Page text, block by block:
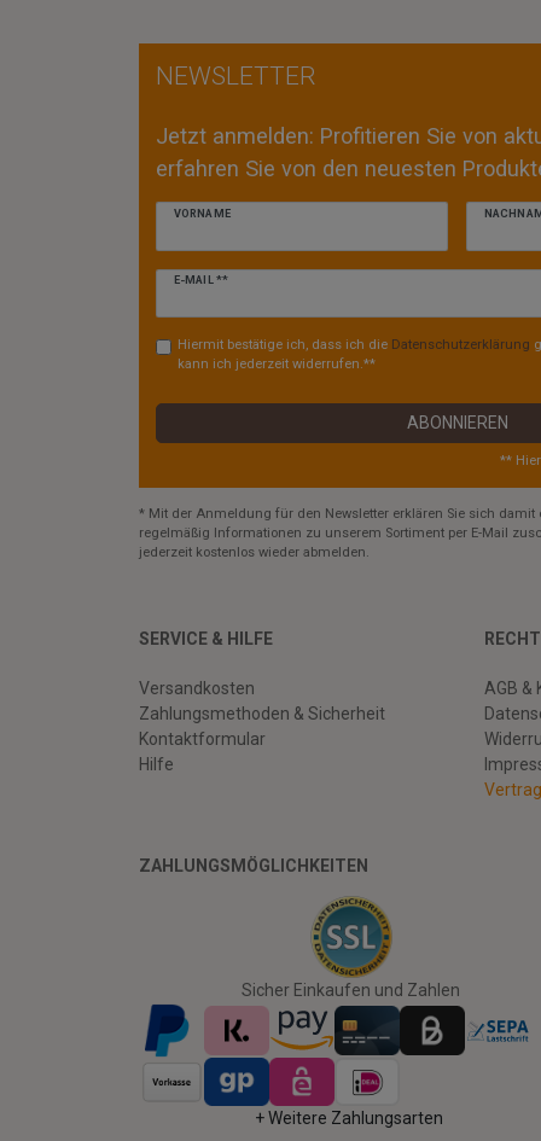
NEWSLETTER
Jetzt anmelden: Profitieren Sie von
erfahren Sie von den neuesten
VORNAME
E-MAIL **
Newsletter
Hiermit bestätige ich, dass ich die Daten­schutz­erklärung
kann ich jederzeit widerrufen.**
ABONNIEREN
**
* Mit der Anmeldung für den Newsletter erklären Sie sich damit
regelmäßig Informationen zu unserem Sortiment per E-Mail
jederzeit kostenlos wieder abmelden.
SERVICE & HILFE
Versandkosten
Zahlungsmethoden & Sicherheit
Kontaktformular
Hilfe
AGB
ZAHLUNGSMÖGLICHKEITEN
Sicher Einkaufen und Zahlen
+ Weitere Zahlungsarten
Twitter Youtube